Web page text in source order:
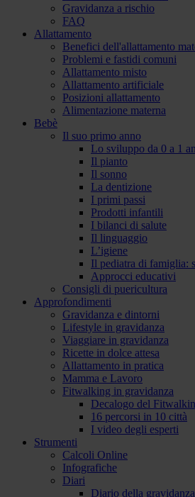
Gravidanza a rischio
FAQ
Allattamento
Benefici dell'allattamento
Problemi e fastidi comuni
Allattamento misto
Allattamento artificiale
Posizioni allattamento
Alimentazione materna
Bebè
Il suo primo anno
Lo sviluppo da 0 a 1
Il pianto
Il sonno
La dentizione
I primi passi
Prodotti infantili
I bilanci di salute
Il linguaggio
L’igiene
Il pediatra di famiglia:
Approcci educativi
Consigli di puericultura
Approfondimenti
Gravidanza e dintorni
Lifestyle in gravidanza
Viaggiare in gravidanza
Ricette in dolce attesa
Allattamento in pratica
Mamma e Lavoro
Fitwalking in gravidanza
Decalogo del
16 percorsi in 10 città
I video degli esperti
Strumenti
Calcoli Online
Infografiche
Diari
Diario della gravidanza